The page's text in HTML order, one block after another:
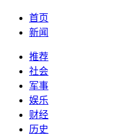
首页
新闻
推荐
社会
军事
娱乐
财经
历史